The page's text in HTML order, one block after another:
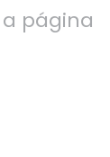
página